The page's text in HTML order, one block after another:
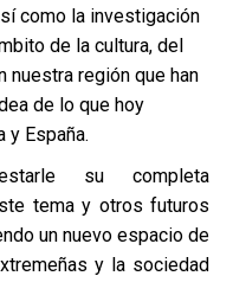
como la investigación
de la cultura, del
nuestra región que han
de lo que hoy
y España.
su completa
tema y otros futuros
un nuevo espacio de
y la sociedad